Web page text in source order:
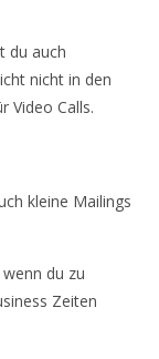
du auch
nicht in den
Video Calls.
kleine Mailings
du zu
Zeiten